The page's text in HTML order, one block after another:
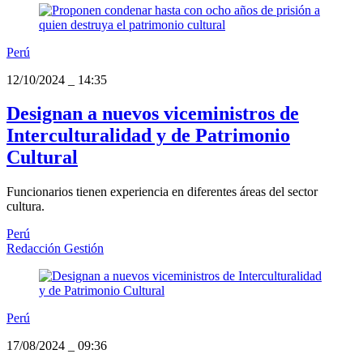
Perú
12/10/2024
14:35
Designan a nuevos viceministros de
Interculturalidad y de Patrimonio
Cultural
Funcionarios tienen experiencia en diferentes áreas del sector
cultura.
Perú
Redacción Gestión
Perú
17/08/2024
09:36